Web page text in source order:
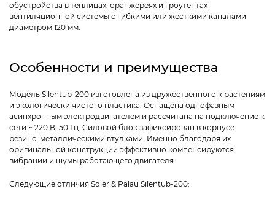
обустройства в теплицах, оранжереях и гроутентах
вентиляционной системы с гибкими или жесткими каналами
диаметром 120 мм.
Особенности и преимущества
Модель Silentub-200 изготовлена из дружественного к растениям
и экологически чистого пластика. Оснащена однофазным
асинхронным электродвигателем и рассчитана на подключение к
сети ~ 220 В, 50 Гц. Силовой блок зафиксирован в корпусе
резино-металлическими втулками. Именно благодаря их
оригинальной конструкции эффективно компенсируются
вибрации и шумы работающего двигателя.
Следующие отличия Soler & Palau Silentub-200: